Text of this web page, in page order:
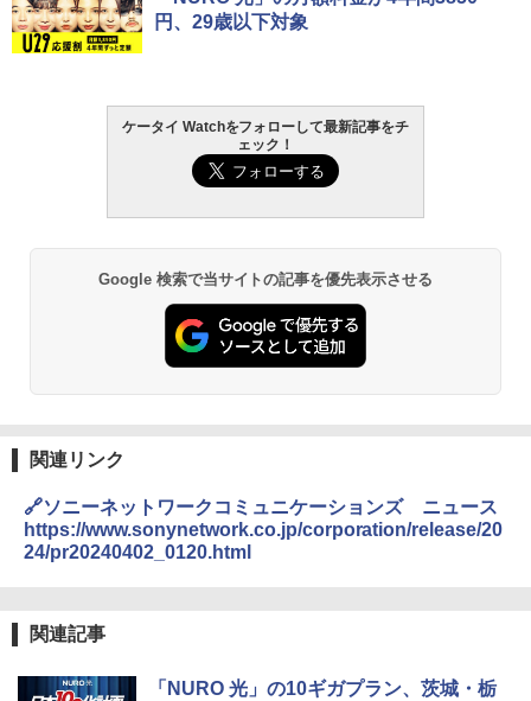
円、29歳以下対象
ケータイ Watchをフォローして最新記事をチ
ェック！
Google 検索で当サイトの記事を優先表示させる
関連リンク
🔗ソニーネットワークコミュニケーションズ ニュース
https://www.sonynetwork.co.jp/corporation/release/20
24/pr20240402_0120.html
関連記事
「NURO 光」の10ギガプラン、茨城・栃